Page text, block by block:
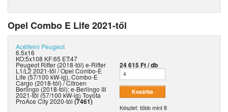
Opel Combo E Life 2021-től
Acélfelni Peugeot
6.5x16
KO:5x108 KF:65 ET:47
Peugeot Rifter (2018-tól) e-Rifter
L1/L2 2021-től / Opel Combo-E
Life (57/100 kW-ig), Combo-E
Cargo (2018-tól) / Citroen
Berlingo (2018-tól); e-Berlingo III
2021-től (57/100 kW-ig) Toyota
ProAce City 2020-tól (7461)
24 615 Ft / db
Készlet: több mint 8